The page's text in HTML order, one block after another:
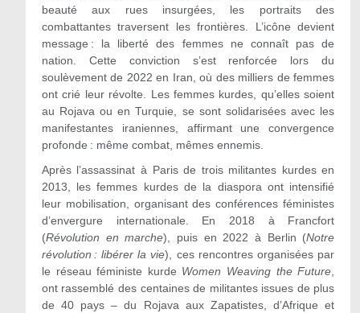
beauté aux rues insurgées, les portraits des
combattantes traversent les frontières. L’icône devient
message : la liberté des femmes ne connaît pas de
nation. Cette conviction s’est renforcée lors du
soulèvement de 2022 en Iran, où des milliers de femmes
ont crié leur révolte. Les femmes kurdes, qu’elles soient
au Rojava ou en Turquie, se sont solidarisées avec les
manifestantes iraniennes, affirmant une convergence
profonde : même combat, mêmes ennemis.
Après l’assassinat à Paris de trois militantes kurdes en
2013, les femmes kurdes de la diaspora ont intensifié
leur mobilisation, organisant des conférences féministes
d’envergure internationale. En 2018 à Francfort
(Révolution en marche), puis en 2022 à Berlin (Notre
révolution : libérer la vie), ces rencontres organisées par
le réseau féministe kurde Women Weaving the Future
ont rassemblé des centaines de militantes issues de plus
de 40 pays – du Rojava aux Zapatistes, d’Afrique et